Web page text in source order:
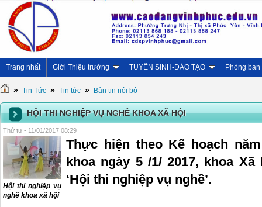
Trang nhất Giới Thiệu trường TUYỂN SINH-ĐÀO TẠO Phòng ban
» Tin Tức » Tin tức » Bản tin nội bộ
HỘI THI NGHIỆP VỤ NGHỀ KHOA XÃ HỘI
Thứ tư - 11/01/2017 08:29
Hội thi nghiệp vụ
nghề khoa xã hội
Thực hiện theo Kế hoạch
khoa ngày 5 /1/ 2017, khoa
‘Hội thi nghiệp vụ nghề’.